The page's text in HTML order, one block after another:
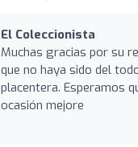
El Coleccionista
Muchas gracias por su
que no haya sido del
placentera. Esperamos
ocasión mejore